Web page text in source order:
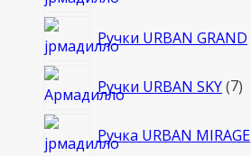
Ручки URBAN GRAND
Ручки URBAN SKY 77
Ручка URBAN MIRAGE